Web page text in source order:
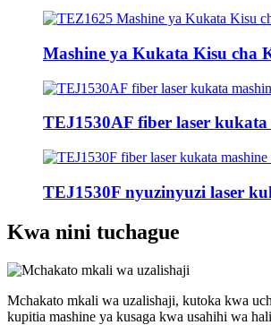
Mashine ya Kukata Kisu cha
TEJ1530AF fiber laser
TEJ1530F nyuzinyuzi laser
Kwa nini tuchague
Mchakato mkali wa uzalishaji, kutoka kwa
kupitia mashine ya kusaga kwa usahihi wa